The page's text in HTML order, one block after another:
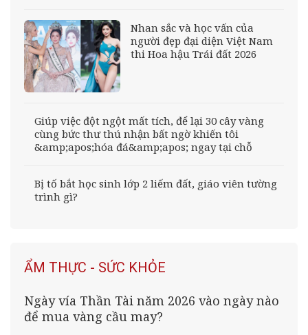
Nhan sắc và học vấn của
người đẹp đại diện Việt Nam
thi Hoa hậu Trái đất 2026
Giúp việc đột ngột mất tích, để lại 30 cây vàng
cùng bức thư thú nhận bất ngờ khiến tôi
&amp;apos;hóa đá&amp;apos; ngay tại chỗ
Bị tố bắt học sinh lớp 2 liếm đất, giáo viên tường
trình gì?
ẨM THỰC - SỨC KHỎE
Ngày vía Thần Tài năm 2026 vào ngày nào
để mua vàng cầu may?